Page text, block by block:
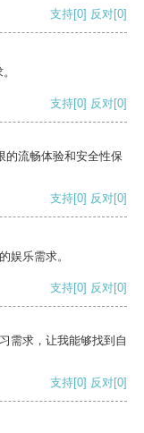
支持[0] 反对[0]
支持[0] 反对[0]
的流畅体验和安全性保
支持[0] 反对[0]
娱乐需求。
支持[0] 反对[0]
需求，让我能够找到自
支持[0] 反对[0]